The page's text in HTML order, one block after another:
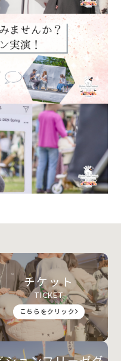
チケット
TICKET
こちらをクリック